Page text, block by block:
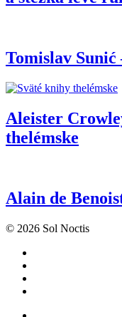
Tomislav
Aleister
thelémske
Alain de
© 2026 Sol Noctis